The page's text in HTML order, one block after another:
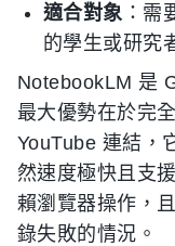
適合對象 ：需
的學生或研究
NotebookLM 是
最大優勢在於完
YouTube 連結，
然速度極快且支
賴瀏覽器操作，
錄失敗的情況。